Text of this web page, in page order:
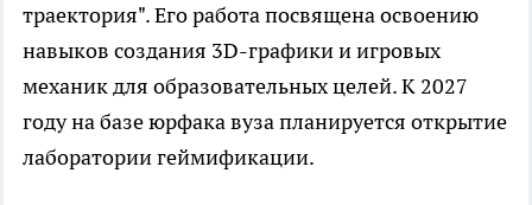
траектория". Его работа посвящена освоению
навыков создания 3D-графики и игровых
механик для образовательных целей. К 2027
году на базе юрфака вуза планируется открытие
лаборатории геймификации.